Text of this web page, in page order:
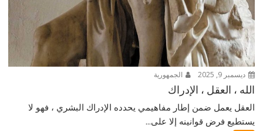
ديسمبر 9, 2025 الجمهورية
الله ، العقل ، الإدراك
العقل يعمل ضمن إطار مفاهيمي يحدده الإدراك البشري ، فهو لا
يستطيع فرض قوانينه إلا على...